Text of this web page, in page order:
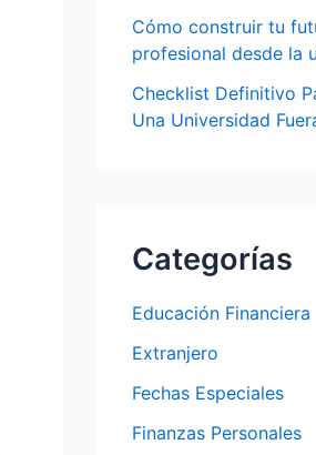
Cómo construir tu
profesional desde la
Checklist Definitivo
Una Universidad
Categorías
Educación Financiera
Extranjero
Fechas Especiales
Finanzas Personales